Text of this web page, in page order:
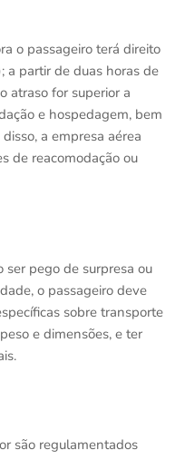
o passageiro terá direito
a partir de duas horas de
atraso for superior a
e hospedagem, bem
a empresa aérea
de reacomodação ou
ser pego de surpresa ou
o passageiro deve
sobre transporte
e dimensões, e ter
são regulamentados